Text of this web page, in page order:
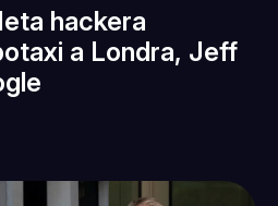
hackera
a Londra, Jeff